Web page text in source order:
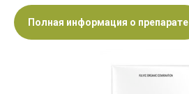
Полная информация о препарате